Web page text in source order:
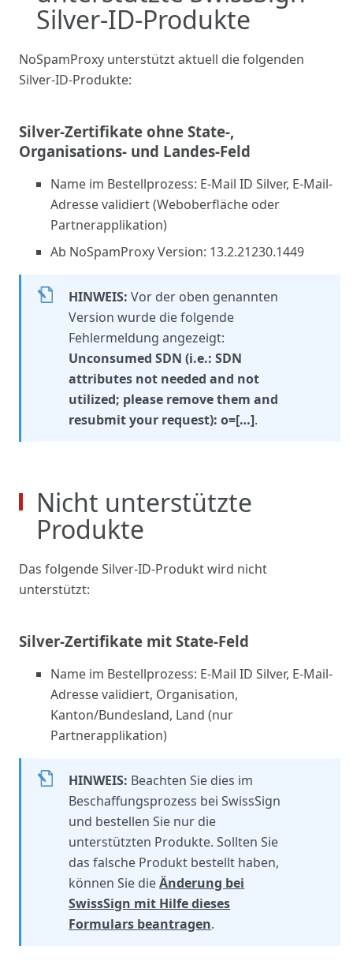
Silver-ID-Produkte
NoSpamProxy unterstützt aktuell die folgenden
Silver-ID-Produkte:
Silver-Zertifikate ohne State-,
Organisations- und Landes-Feld
Name im Bestellprozess: E-Mail ID Silver, E-Mail-
Adresse validiert (Weboberfläche oder
Partnerapplikation)
Ab NoSpamProxy Version: 13.2.21230.1449
HINWEIS:Vor der oben genannten
Version wurde die folgende
Fehlermeldung angezeigt:
Unconsumed SDN (i.e.: SDN
attributes not needed and not
utilized; please remove them and
resubmit your request): o=[…].
Nicht unterstützte
Produkte
Das folgende Silver-ID-Produkt wird nicht
unterstützt:
Silver-Zertifikate mit State-Feld
Name im Bestellprozess: E-Mail ID Silver, E-Mail-
Adresse validiert, Organisation,
Kanton/Bundesland, Land (nur
Partnerapplikation)
HINWEIS: Beachten Sie dies im
Beschaffungsprozess bei SwissSign
und bestellen Sie nur die
unterstützten Produkte. Sollten Sie
das falsche Produkt bestellt haben,
können Sie dieÄnderung bei
SwissSign mit Hilfe dieses
Formulars beantragen.